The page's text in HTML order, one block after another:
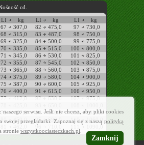
serwisu. Jeśli nie chcesz, aby pliki cookies
przeglądarki. Zapoznaj się z naszą polityką
stronie wszystkoociasteczkach.pl
Zamknij
cd.
LI kg LI kg LI
kg
67
307,0 82 475,0 97
730,0
68
315,0 83 487,0 98
750,0
69
325,0 84 500,0 99
775,0
70
335,0 85 515,0 100
800,0
71
345,0 86 530,0 101
825,0
72
355,0 87 545,0 102
850,0
73
365,0 88 560,0 103
875,0
74
375,0 89 580,0 104
900,0
75
387,0 90 600,0 105
925,0
76
400,0 91 615,0 106
950,0
77
412,0 92 630,0 107
975,0
79
437,0 94 670,0 109
1030,0
80
450,0 95 690,0 110
1060,0
96 1090,0